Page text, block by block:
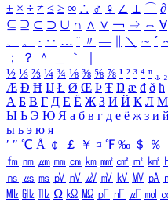
± × ÷ ≠ ≤ ≥ ∞ ∴ ♂ ♀ ∠ ⊥ ⌒ ∂
⊆ ⊇ ⊂ ⊃ ∪ ∩ ∧ ∨ ￢ ⇒ ⇔ ∀
、
。 · ‥ … ¨ 〃 ― ＼ ∼ ´
；
？ ＾ ｀
½ ⅓ ⅔ ¼ ¾ ⅛ ⅜ ⅝ ⅞ ¹ ² ³ ⁴ ⁿ ₁ ₂
Æ Ð Ħ Ĳ Ł Ø Œ Þ Ŧ Ŋ æ đ ð ħ
А Б В Г Д Е Ё Ж З И Й К Л М
Ы Ь Э Ю Я а б в г д е ё ж з и й
ы ь э ю я
′ ″ ℃ Å ￠ ￡ ￥ ¤ ℉ ‰ ＄ ％
㎙ ㎚ ㎛ ㎜ ㎝ ㎞ ㎟ ㎠ ㎡ ㎢
㎱ ㎲ ㎳ ㎴ ㎵ ㎶ ㎷ ㎸ ㎹ ㎀
㎒ ㎓ ㎔ Ω ㏀ ㏁ ㎊ ㎋ ㎌ ㏖